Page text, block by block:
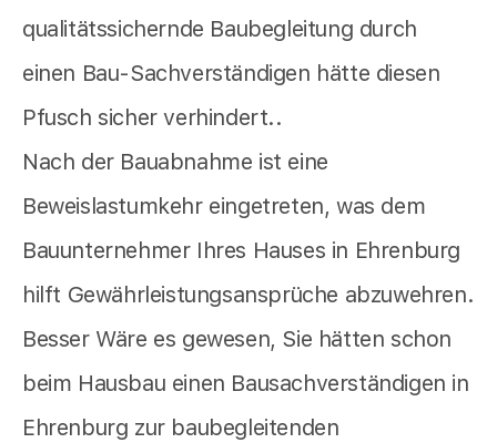
qualitätssichernde Baubegleitung durch
einen Bau-Sachverständigen hätte diesen
Pfusch sicher verhindert..
Nach der Bauabnahme ist eine
Beweislastumkehr eingetreten, was dem
Bauunternehmer Ihres Hauses in Ehrenburg
hilft Gewährleistungsansprüche abzuwehren.
Besser Wäre es gewesen, Sie hätten schon
beim Hausbau einen Bausachverständigen in
Ehrenburg zur baubegleitenden